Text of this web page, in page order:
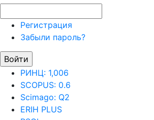
Регистрация
Забыли пароль?
РИНЦ: 1,006
SCOPUS: 0.6
Scimago: Q2
ERIH PLUS